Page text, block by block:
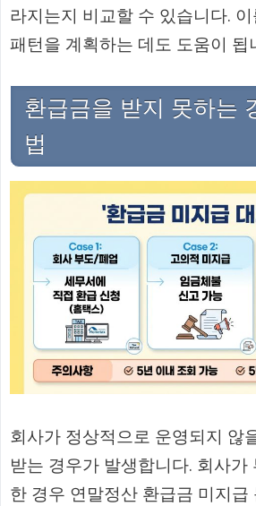
라지는지 비교할 수 있습니다.
패턴을 계획하는 데도 도움이 됩
환급금을 받지 못하는
법
회사가 정상적으로 운영되지 않
받는 경우가 발생합니다. 회사가
한 경우 연말정산 환급금 미지급